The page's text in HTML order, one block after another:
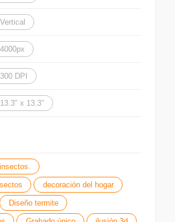
Vertical
4000px
300 DPI
13.3″ x 13.3″
decoración del hogar
Diseño termite